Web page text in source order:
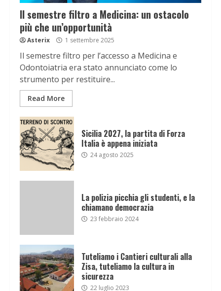
Il semestre filtro a Medicina: un ostacolo
più che un’opportunità
Asterix 1 settembre 2025
Il semestre filtro per l’accesso a Medicina e
Odontoiatria era stato annunciato come lo
strumento per restituire...
Read More
Sicilia 2027, la partita di Forza
Italia è appena iniziata
24 agosto 2025
La polizia picchia gli studenti, e la
chiamano democrazia
23 febbraio 2024
Tuteliamo i Cantieri culturali alla
Zisa, tuteliamo la cultura in
sicurezza
22 luglio 2023